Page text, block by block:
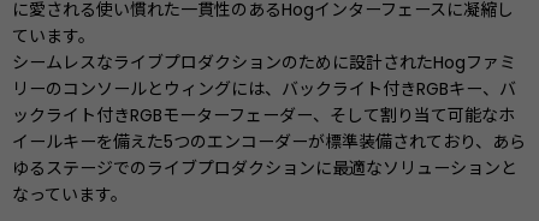
に愛される使い慣れた一貫性のあるHogインターフェースに凝縮し
ています。
シームレスなライブプロダクションのために設計されたHogファミ
リーのコンソールとウィングには、バックライト付きRGBキー、バ
ックライト付きRGBモーターフェーダー、そして割り当て可能なホ
イールキーを備えた5つのエンコーダーが標準装備されており、あら
ゆるステージでのライブプロダクションに最適なソリューションと
なっています。